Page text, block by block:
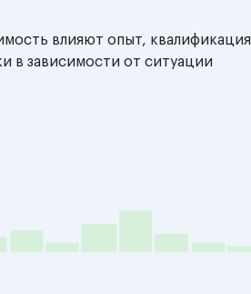
влияют опыт, квалификация
в зависимости от ситуации